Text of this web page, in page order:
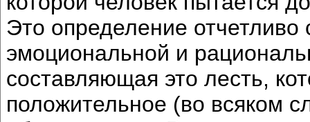
Это определение отчетливо
эмоциональной и
составляющая это лесть,
положительное (во всяком